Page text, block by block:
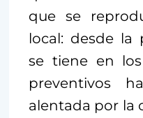
que se
local: desde la
se tiene en
preventivos
alentada por la